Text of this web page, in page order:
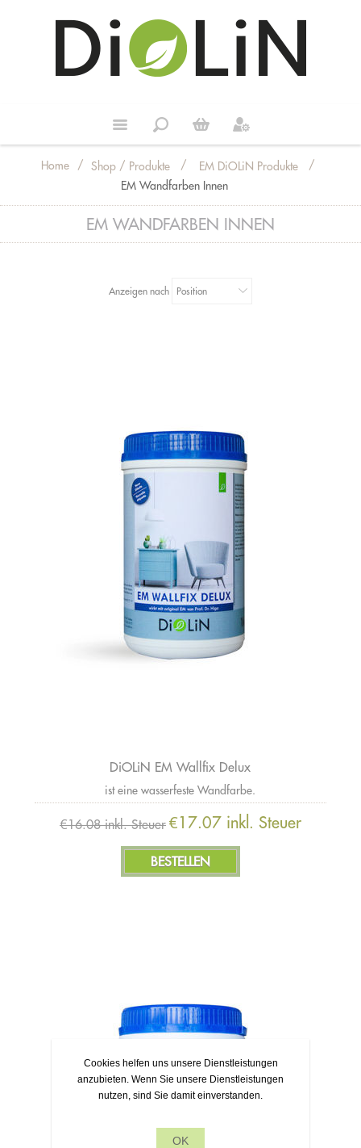
Home / Shop / Produkte / EM DiOLiN Produkte
/
EM Wandfarben Innen
EM WANDFARBEN INNEN
Anzeigen nach Position
DiOLiN EM Wallfix Delux
ist eine wasserfeste Wandfarbe.
€16.08 inkl. Steuer €17.07 inkl. Steuer
Cookies helfen uns unsere Dienstleistungen
anzubieten. Wenn Sie unsere Dienstleistungen
nutzen, sind Sie damit einverstanden.
OK